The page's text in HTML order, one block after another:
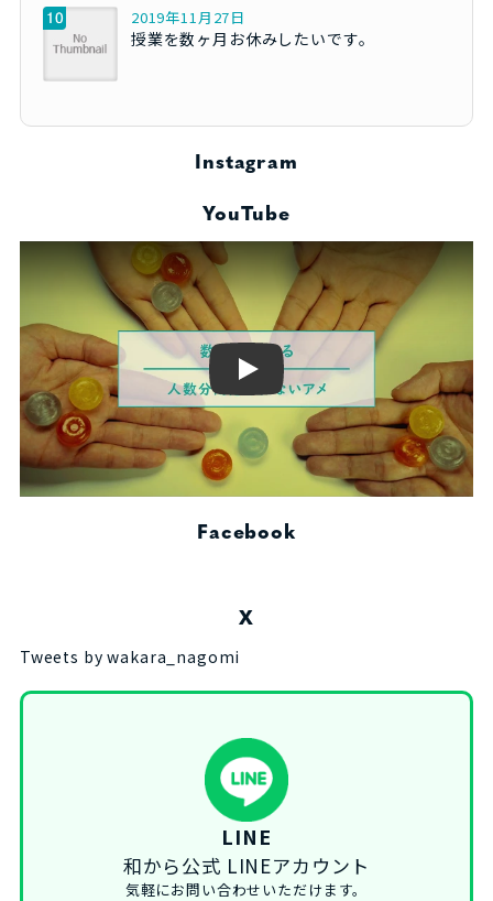
2019年11月27日
授業を数ヶ月お休みしたいです。
Instagram
YouTube
Play
Facebook
X
Tweets by wakara_nagomi
LINE
和から公式 LINEアカウント
気軽にお問い合わせいただけます。